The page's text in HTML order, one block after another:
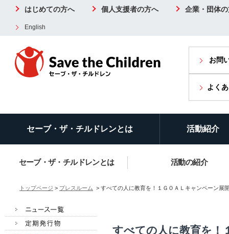
はじめての方へ 個人支援者の方へ 企業・団体
English
お問
よく
セーブ・ザ・チルドレンとは 活動紹介
セーブ・ザ・チルドレンとは 活動の紹介
トップページ > プレスルーム > すべての人に教育を！１ＧＯＡＬキャンペーン展
すべての人に教育を！